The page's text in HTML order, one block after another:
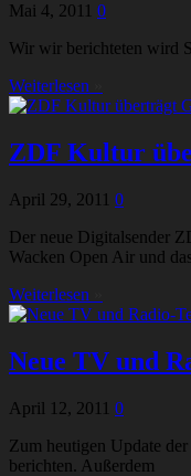
Mai 4, 2011 0
Wir wir berichteten wird
Weiterlesen
ZDF Kultur
April 29, 2011 0
Der neue Digitalsender
Wacken Open Air und
Weiterlesen
Neue TV und
April 12, 2011 0
Zum heutigen Update
berichten. Außerdem